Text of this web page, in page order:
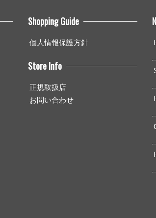
Shopping Guide
個人情報保護方針
Store Info
正規取扱店
お問い合わせ